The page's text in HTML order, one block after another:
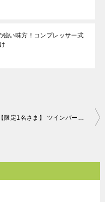
強い味方！コンプレッサー式
【限定1名さま】 ツインバード パーソナル加湿空気清浄機